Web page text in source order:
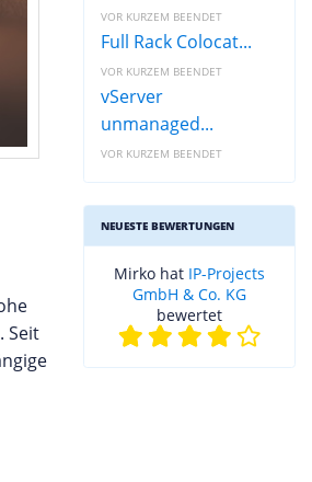
Seit
VOR KURZEM BEENDET
Full Rack Colocat...
VOR KURZEM BEENDET
vServer
unmanaged...
VOR KURZEM BEENDET
NEUESTE BEWERTUNGEN
Mirko hat IP-Projects
GmbH & Co. KG
bewertet